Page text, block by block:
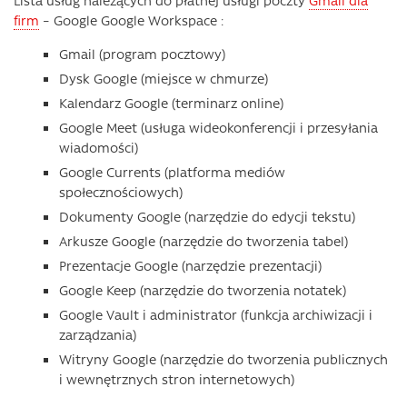
firm – Google Google Workspace :
Gmail (program pocztowy)
Dysk Google (miejsce w chmurze)
Kalendarz Google (terminarz online)
Google Meet (usługa wideokonferencji i przesyłania
wiadomości)
Google Currents (platforma mediów
społecznościowych)
Dokumenty Google (narzędzie do edycji tekstu)
Arkusze Google (narzędzie do tworzenia tabel)
Prezentacje Google (narzędzie prezentacji)
Google Keep (narzędzie do tworzenia notatek)
Google Vault i administrator (funkcja archiwizacji i
zarządzania)
Witryny Google (narzędzie do tworzenia publicznych
i wewnętrznych stron internetowych)